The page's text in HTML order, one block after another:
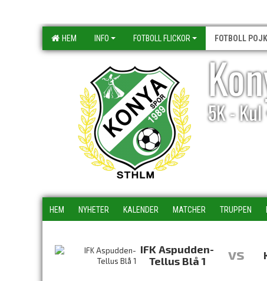
HEM INFO FOTBOLL FLICKOR FOTBOLL
5K -
HEM NYHETER KALENDER MATCHER TRUPPEN
IFK Aspudden-
Tellus Blå 1
vs